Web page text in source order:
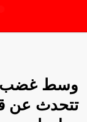
وسط غضب
تتحدث عن